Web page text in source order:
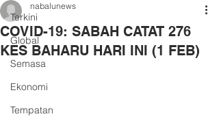
Terkini
Global
Semasa
Ekonomi
Tempatan
COVID-19: SABAH CATAT 276
KES BAHARU HARI INI (1 FEB)
nabalunews